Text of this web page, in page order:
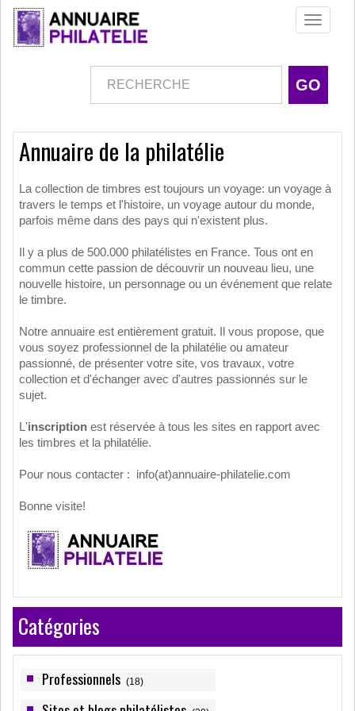
Toggle
Annuaire de la philatélie
La collection de timbres est toujours un voyage: un voyage à
travers le temps et l'histoire, un voyage autour du monde,
parfois même dans des pays qui n'existent plus.
Il y a plus de 500.000 philatélistes en France. Tous ont en
commun cette passion de découvrir un nouveau lieu, une
nouvelle histoire, un personnage ou un événement que relate
le timbre.
Notre annuaire est entièrement gratuit. Il vous propose, que
vous soyez professionnel de la philatélie ou amateur
passionné, de présenter votre site, vos travaux, votre
collection et d'échanger avec d'autres passionnés sur le
sujet.
L'inscription est réservée à tous les sites en rapport avec
les timbres et la philatélie.
Pour nous contacter : info(at)annuaire-philatelie.com
Bonne visite!
Catégories
Professionnels (18)